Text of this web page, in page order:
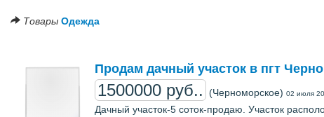
Товары Одежда
Продам дачный участок в пгт
1500000 руб.. (Черноморское) 02 июля
Дачный участок-5 соток-продаю. Участок